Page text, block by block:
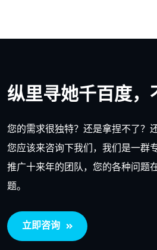
纵里寻她千百度，
您的需求很独特？还是拿捏不了？
您应该来咨询下我们，我们是一群
推广十来年的团队，您的各种问题
题。
立即咨询